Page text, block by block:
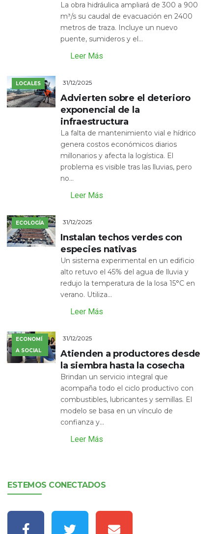
La obra hidráulica ampliará de 300 a 900
m³/s su caudal de evacuación en 2400
metros de traza. Incluye un nuevo
puente, sumideros y el...
Leer Más
LOCALES 31/12/2025
Advierten sobre el deterioro
exponencial de la
infraestructura
La falta de mantenimiento vial e hídrico
genera costos económicos diarios
millonarios y afecta la logística. El
problema es visible tras las lluvias, pero
no...
Leer Más
ECOLOGÍA 31/12/2025
Instalan techos verdes con
especies nativas
Un sistema experimental en un edificio
alto retuvo el 45% del agua de lluvia y
redujo la temperatura de la losa 15°C en
verano. Utiliza...
Leer Más
ECONOMÍ
A SOCIAL
31/12/2025
Atienden a productores desde
la siembra hasta la cosecha
Brindan un servicio integral que
acompaña todo el ciclo productivo con
combustibles, lubricantes y semillas. El
modelo se basa en un vínculo de
confianza y...
Leer Más
ESTEMOS CONECTADOS